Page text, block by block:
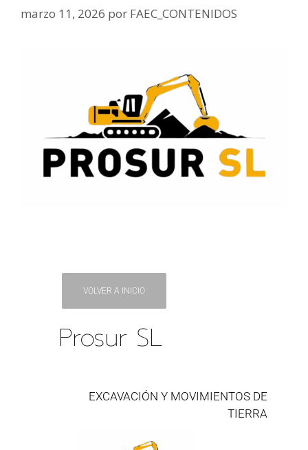
marzo 11, 2026 por FAEC_CONTENIDOS
VOLVER A INICIO
Prosur SL
EXCAVACIÓN Y MOVIMIENTOS DE
TIERRA